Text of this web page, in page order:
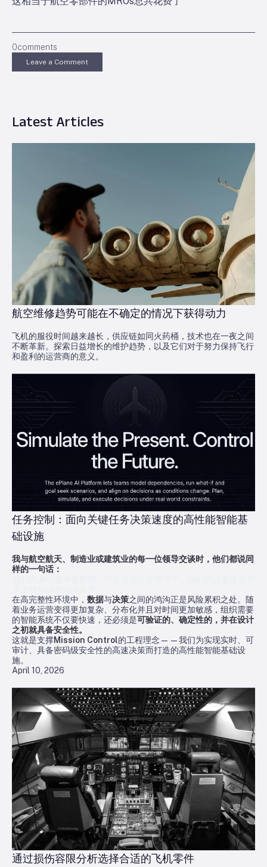
0comments
Leave a Comment
Latest Articles
航空维修趋势可能在不确定的情况下获得动力
飞机的服役时间越来越长，供应链如同火药桶，技术也在一夜之间
不断革新。探索日益增长的维护趋势，以及它们对于努力保持飞行
和盈利的运营商的意义。
April 10, 2026
任务控制：面向关键任务决策速度的高性能智能基
础设施
我与航空航天、制造业或建筑业的每一位领导交谈时，他们都说同
样的一句话：
在高完整性环境中， 数据与决策之间的鸿沟正是风险累积之处。随
着业务运营变得更加复杂、分布化并且对时间更加敏感，组织需要
的智能系统不仅要快速，还必须是可验证的、确定性的，并在设计
之初就具备安全性。
这就是支撑Mission Control的工程理念——我们为实现实时、可
审计、具备密码级安全性的高速决策而打造的高性能智能基础设
施。
通过损伤容限分析选择合适的飞机零件